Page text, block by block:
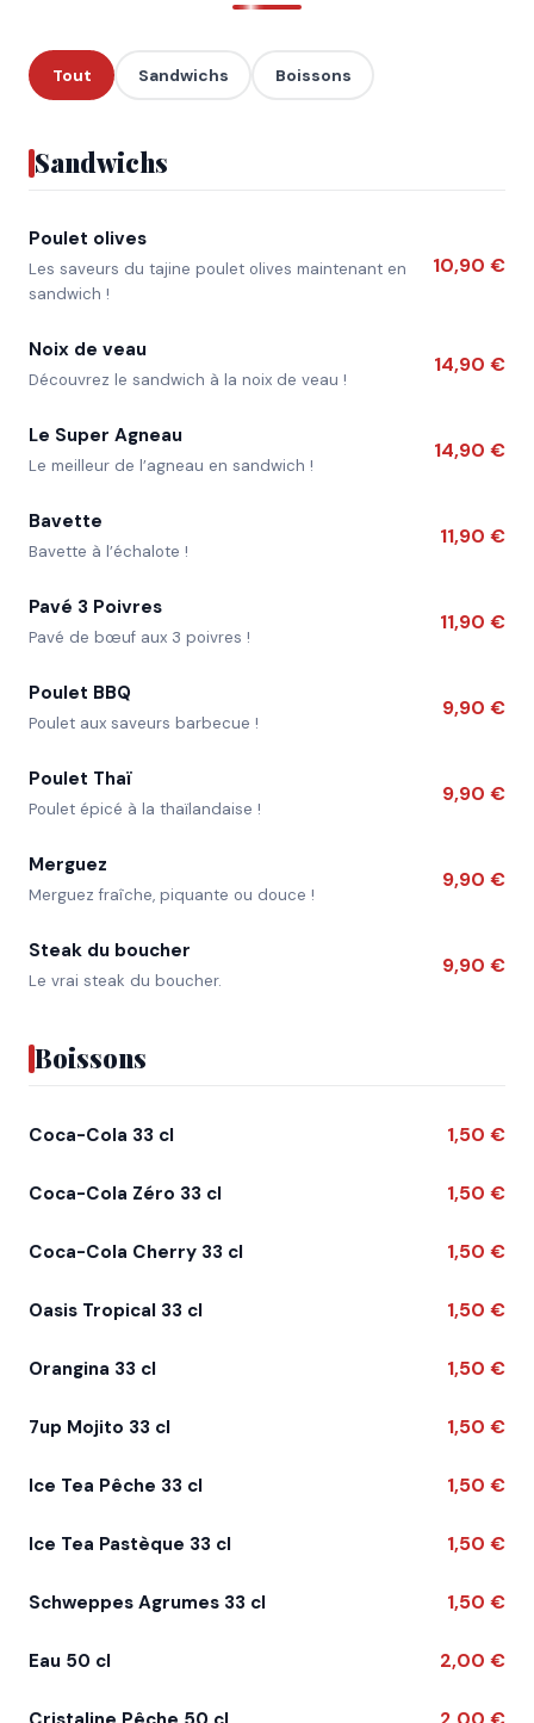
Tout Sandwichs Boissons
Sandwichs
Poulet olives
Les saveurs du tajine poulet olives maintenant en
sandwich !
10,90 €
Noix de veau
Découvrez le sandwich à la noix de veau !
14,90 €
Le Super Agneau
Le meilleur de l’agneau en sandwich !
14,90 €
Bavette
Bavette à l’échalote !
11,90 €
Pavé 3 Poivres
Pavé de bœuf aux 3 poivres !
11,90 €
Poulet BBQ
Poulet aux saveurs barbecue !
9,90 €
Poulet Thaï
Poulet épicé à la thaïlandaise !
9,90 €
Merguez
Merguez fraîche, piquante ou douce !
9,90 €
Steak du boucher
Le vrai steak du boucher.
9,90 €
Boissons
Coca-Cola 33 cl 1,50 €
Coca-Cola Zéro 33 cl 1,50 €
Coca-Cola Cherry 33 cl 1,50 €
Oasis Tropical 33 cl 1,50 €
Orangina 33 cl 1,50 €
7up Mojito 33 cl 1,50 €
Ice Tea Pêche 33 cl 1,50 €
Ice Tea Pastèque 33 cl 1,50 €
Schweppes Agrumes 33 cl 1,50 €
Eau 50 cl 2,00 €